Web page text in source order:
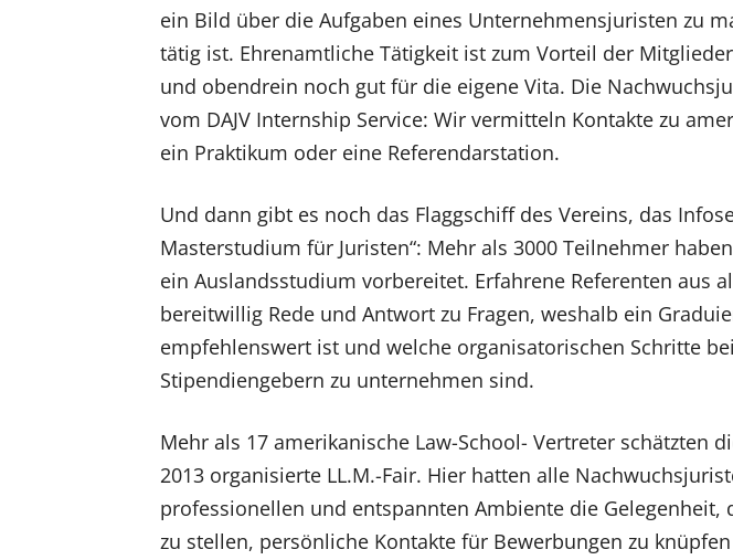
ein Bild über die Aufgaben eines Unternehmensjuristen zu
tätig ist. Ehrenamtliche Tätigkeit ist zum Vorteil der
und obendrein noch gut für die eigene Vita. Die
vom DAJV Internship Service: Wir vermitteln Kontakte zu
ein Praktikum oder eine Referendarstation.
Und dann gibt es noch das Flaggschiff des Vereins, das
Masterstudium für Juristen“: Mehr als 3000 Teilnehmer
ein Auslandsstudium vorbereitet. Erfahrene Referenten aus
bereitwillig Rede und Antwort zu Fragen, weshalb ein
empfehlenswert ist und welche organisatorischen Schritte
Stipendiengebern zu unternehmen sind.
Mehr als 17 amerikanische Law-School- Vertreter schätzten
2013 organisierte LL.M.-Fair. Hier hatten alle
professionellen und entspannten Ambiente die Gelegenheit,
zu stellen, persönliche Kontakte für Bewerbungen zu